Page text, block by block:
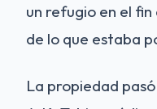
un refugio en el
de lo que estaba
La propiedad